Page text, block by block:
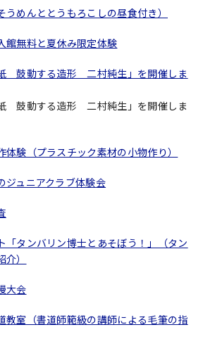
めんととうもろこしの昼食付き）
無料と夏休み限定体験
鼓動する造形 二村純生」を開催しま
鼓動する造形 二村純生」を開催しま
験（プラスチック素材の小物作り）
ジュニアクラブ体験会
「タンバリン博士とあそぼう！」（タン
）
大会
教室（書道師範級の講師による毛筆の指